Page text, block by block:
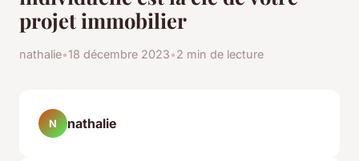
projet immobilier
nathalie•18 décembre 2023•2 min de lecture
N nathalie